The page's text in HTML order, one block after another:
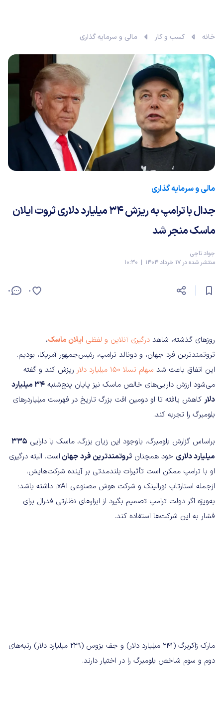
خانه کسب و کار مالی و سرمایه گذاری
مالی و سرمایه گذاری
جدال با ترامپ به ریزش 34 میلیارد دلاری ثروت ایلان
ماسک منجر شد
جواد تاجی
منتشر شده در 17 خرداد 1404 | 10:30
0 0
روزهای گذشته، شاهد درگیری آنلاین و لفظی ایلان ماسک،
ثروتمندترین فرد جهان، و دونالد ترامپ، رئیس‌جمهور آمریکا، بودیم.
این اتفاق باعث شد سهام تسلا 150 میلیارد دلار
ریزش کند و گفته
می‌شود ارزش دارایی‌های خالص ماسک نیز پایان پنج‌شنبه
34 میلیارد
دلار کاهش یافته تا او دومین افت بزرگ تاریخ در فهرست میلیاردرهای
بلومبرگ را تجربه کند.
براساس گزارش بلومبرگ، باوجود این زیان بزرگ، ماسک با دارایی 335
میلیارد دلاری خود همچنان ثروتمندترین فرد جهان است. البته درگیری
او با ترامپ ممکن است تأثیرات بلندمدتی بر آینده شرکت‌هایش،
ازجمله استارتاپ نورالینک و شرکت هوش مصنوعی xAI، داشته باشد؛
به‌ویژه اگر دولت ترامپ تصمیم بگیرد از ابزارهای نظارتی فدرال برای
فشار به این شرکت‌ها استفاده کند.
مارک زاکربرگ (241 میلیارد دلار) و جف بزوس (229 میلیارد دلار) رتبه‌های
دوم و سوم شاخص بلومبرگ را در اختیار دارند.